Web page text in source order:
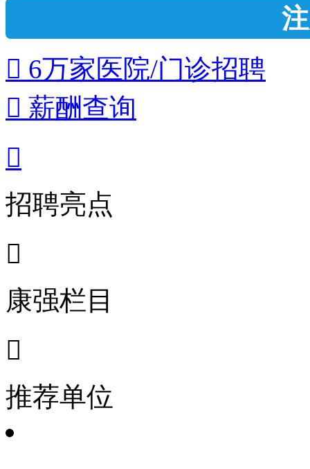
 6万家医院/门诊招聘
 薪酬查询

招聘亮点

康强栏目

推荐单位